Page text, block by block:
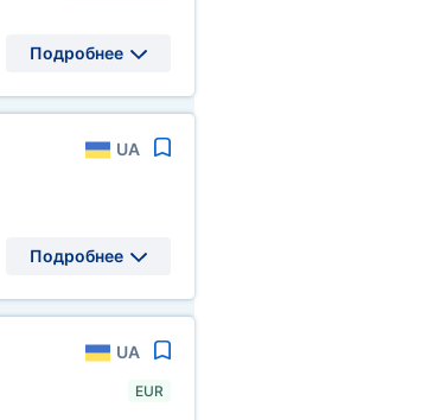
Подробнее
UA
Подробнее
UA
EUR